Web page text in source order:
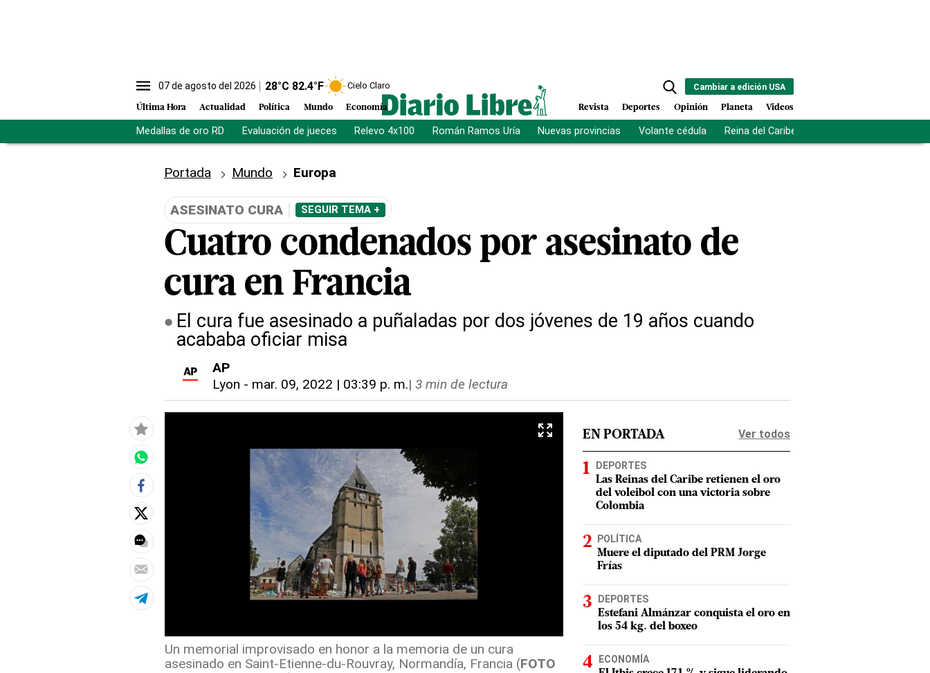
07 de agosto del 2026 28°C 82.4°F Cielo Claro
Última Hora Actualidad Política Mundo Economía
Cambiar a edición USA
Revista Deportes Opinión Planeta Videos
Medallas de oro RD Evaluación de jueces Relevo 4x100 Román Ramos Uría Nuevas provincias Volante cédula Reina del Caribe
Portada Mundo Europa
ASESINATO CURA SEGUIR TEMA +
Cuatro condenados por asesinato de
cura en Francia
El cura fue asesinado a puñaladas por dos jóvenes de 19 años cuando
acababa oficiar misa
AP
Lyon - mar. 09, 2022 | 03:39 p. m.| 3 min de lectura
Un memorial improvisado en honor a la memoria de un cura
asesinado en Saint-Etienne-du-Rouvray, Normandía, Francia (FOTO
EN PORTADA Ver todos
DEPORTES
Las Reinas del Caribe retienen el oro
del voleibol con una victoria sobre
Colombia
POLÍTICA
Muere el diputado del PRM Jorge
Frías
DEPORTES
Estefani Almánzar conquista el oro en
los 54 kg. del boxeo
ECONOMÍA